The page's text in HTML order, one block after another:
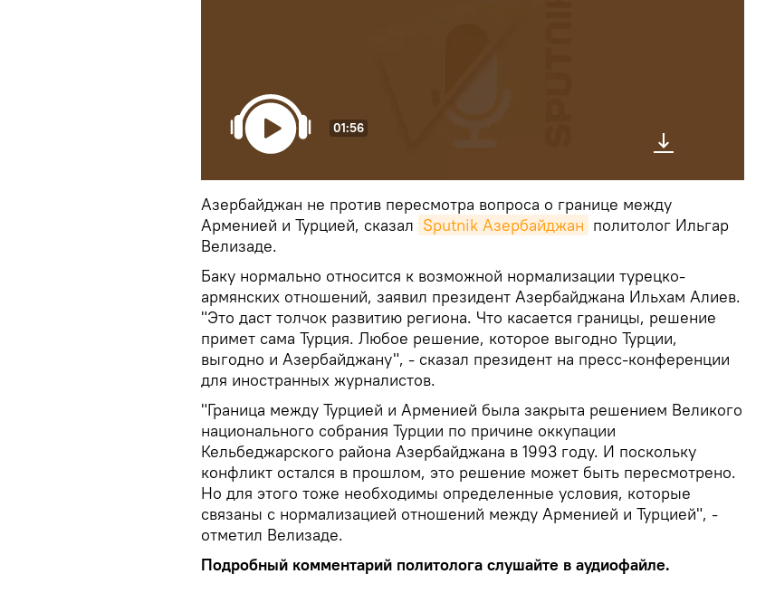
01:56
Азербайджан не против пересмотра вопроса о границе между
Арменией и Турцией, сказал Sputnik Азербайджан политолог Ильгар
Велизаде.
Баку нормально относится к возможной нормализации турецко-
армянских отношений, заявил президент Азербайджана Ильхам Алиев.
"Это даст толчок развитию региона. Что касается границы, решение
примет сама Турция. Любое решение, которое выгодно Турции,
выгодно и Азербайджану", - сказал президент на пресс-конференции
для иностранных журналистов.
"Граница между Турцией и Арменией была закрыта решением Великого
национального собрания Турции по причине оккупации
Кельбеджарского района Азербайджана в 1993 году. И поскольку
конфликт остался в прошлом, это решение может быть пересмотрено.
Но для этого тоже необходимы определенные условия, которые
связаны с нормализацией отношений между Арменией и Турцией", -
отметил Велизаде.
Подробный комментарий политолога слушайте в аудиофайле.